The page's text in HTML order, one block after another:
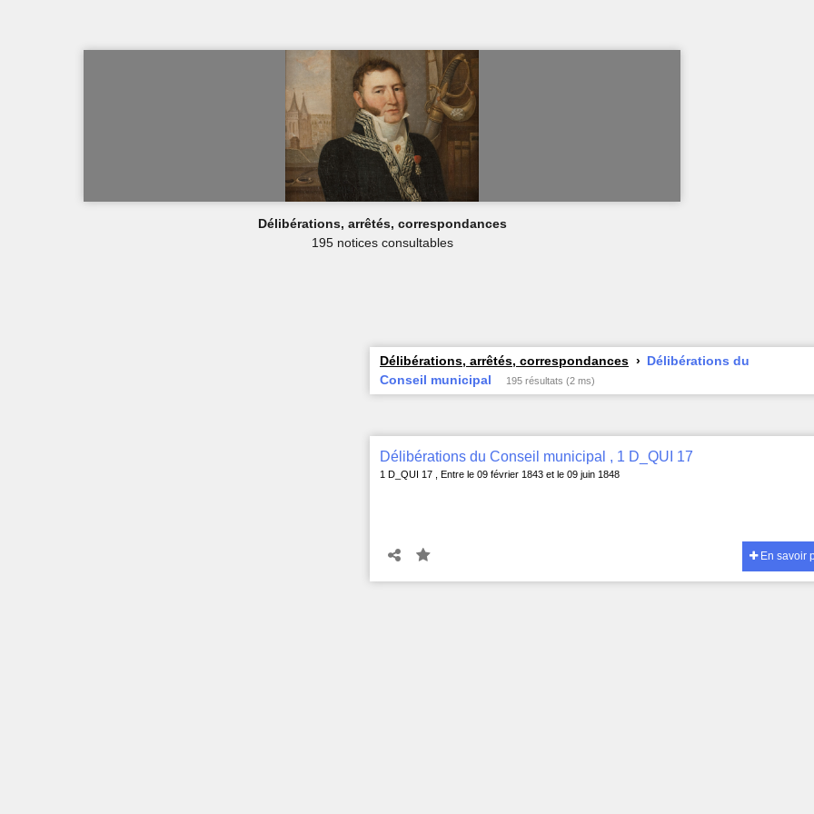
Délibérations, arrêtés, correspondances
195 notices consultables
Délibérations, arrêtés, correspondances
Délibérations du
Conseil municipal
195 résultats (2 ms)
Délibérations du Conseil municipal , 1 D_QUI 17
1 D_QUI 17 , Entre le 09 février 1843 et le 09 juin 1848
En savoir